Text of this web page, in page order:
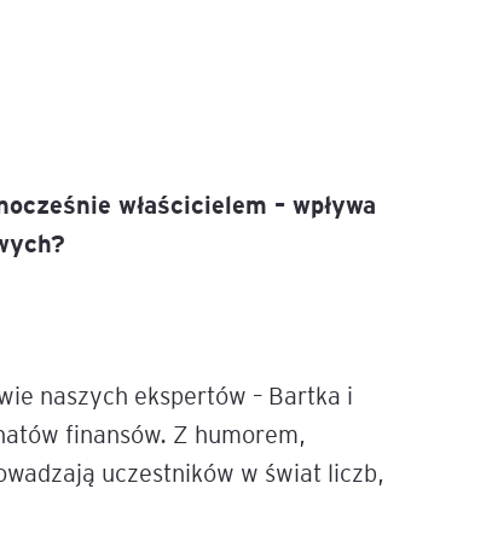
właścicielem – wpływa
naszych ekspertów – Bartka i
finansów. Z humorem,
uczestników w świat liczb,